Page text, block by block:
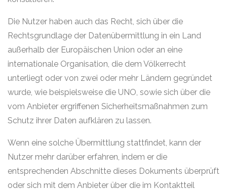
Die Nutzer haben auch das Recht, sich über die
Rechtsgrundlage der Datenübermittlung in ein Land
außerhalb der Europäischen Union oder an eine
internationale Organisation, die dem Völkerrecht
unterliegt oder von zwei oder mehr Ländern gegründet
wurde, wie beispielsweise die UNO, sowie sich über die
vom Anbieter ergriffenen Sicherheitsmaßnahmen zum
Schutz ihrer Daten aufklären zu lassen.
Wenn eine solche Übermittlung stattfindet, kann der
Nutzer mehr darüber erfahren, indem er die
entsprechenden Abschnitte dieses Dokuments überprüft
oder sich mit dem Anbieter über die im Kontaktteil